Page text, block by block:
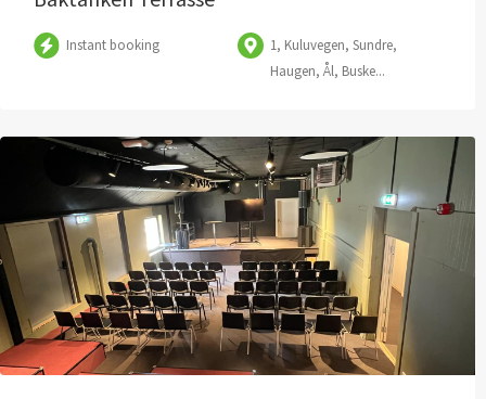
Instant booking
1, Kuluvegen, Sundre,
Haugen, Ål, Buske...